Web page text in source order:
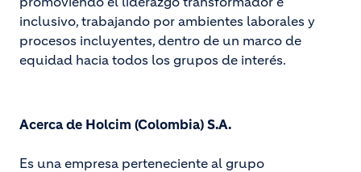
inclusivo, trabajando por ambientes laborales y
procesos incluyentes, dentro de un marco de
equidad hacia todos los grupos de interés.
Acerca de Holcim (Colombia) S.A.
Es una empresa perteneciente al grupo